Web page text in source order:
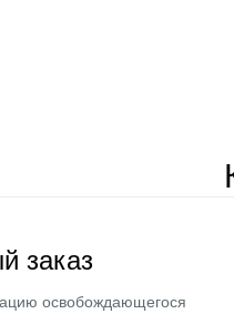
заказ
освобождающегося